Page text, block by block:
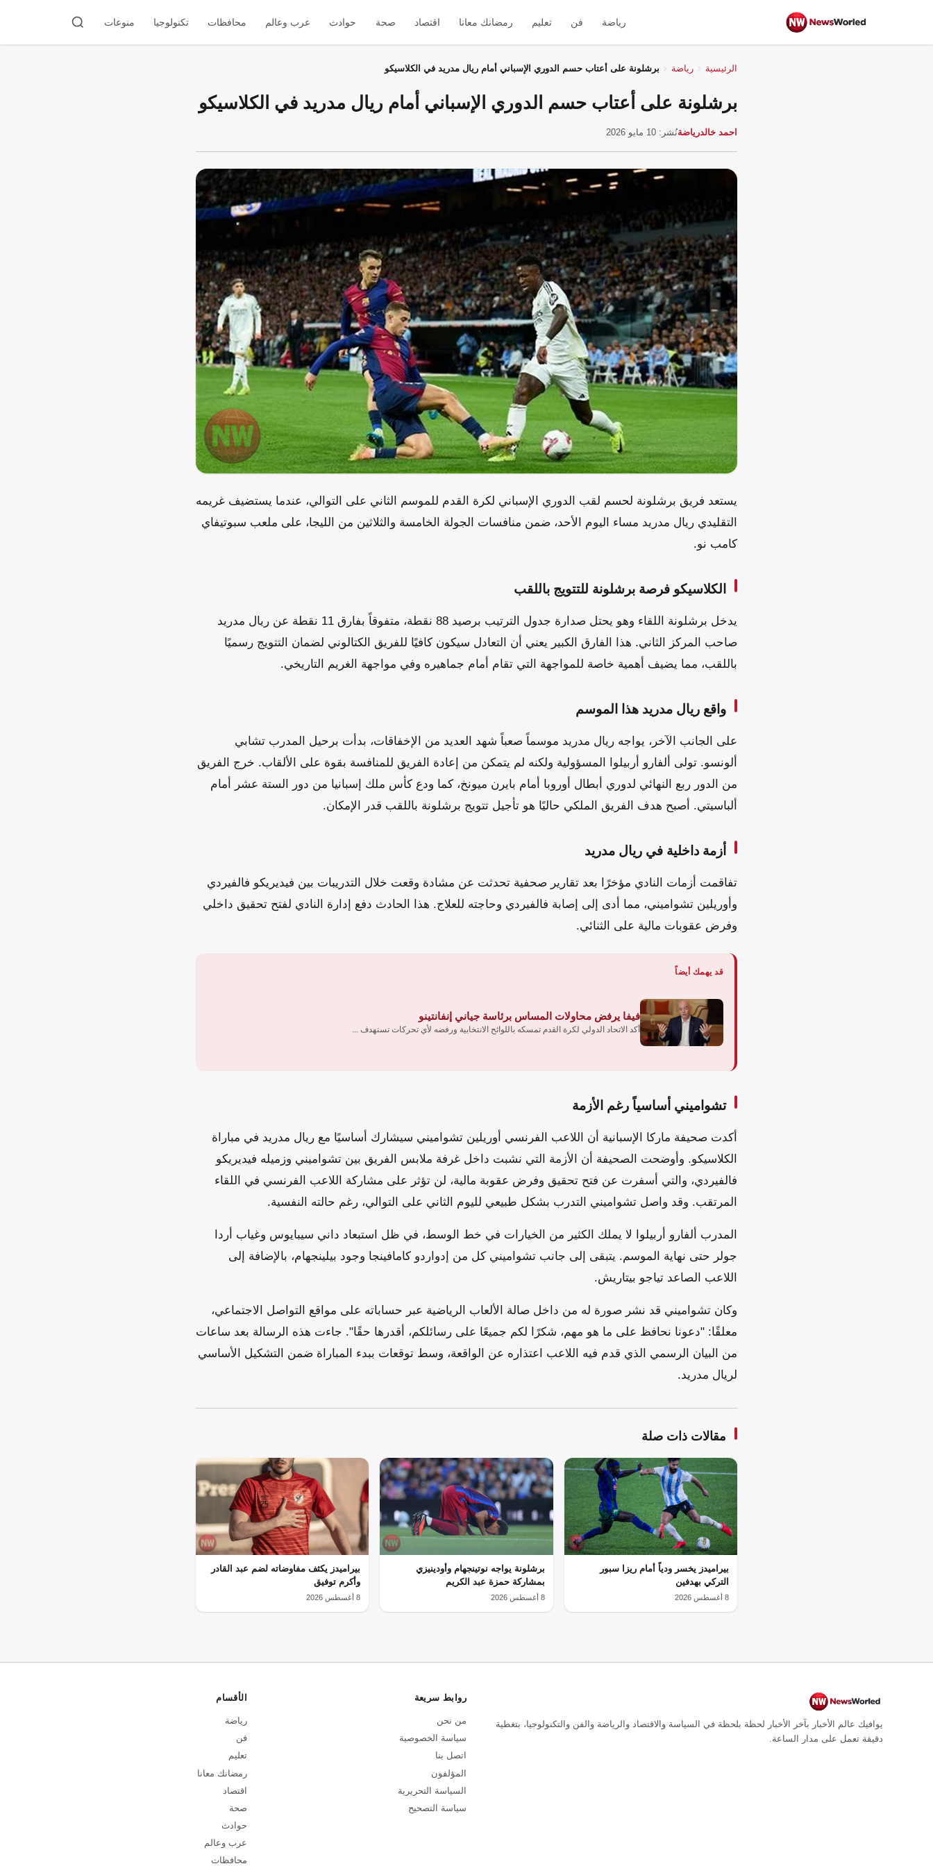
رياضة فن تعليم رمضانك معانا اقتصاد صحة حوادث عرب وعالم محافظات تكنولوجيا منوعات
الرئيسية رياضة برشلونة على أعتاب حسم الدوري الإسباني أمام ريال مدريد في الكلاسيكو
برشلونة على أعتاب حسم الدوري الإسباني أمام ريال مدريد في الكلاسيكو
احمد خالدرياضةنُشر: 10 مايو 2026
يستعد فريق برشلونة لحسم لقب الدوري الإسباني لكرة القدم للموسم الثاني على التوالي، عندما يستضيف غريمه
التقليدي ريال مدريد مساء اليوم الأحد، ضمن منافسات الجولة الخامسة والثلاثين من الليجا، على ملعب سبوتيفاي
كامب نو.
الكلاسيكو فرصة برشلونة للتتويج باللقب
يدخل برشلونة اللقاء وهو يحتل صدارة جدول الترتيب برصيد 88 نقطة، متفوقاً بفارق 11 نقطة عن ريال مدريد
صاحب المركز الثاني. هذا الفارق الكبير يعني أن التعادل سيكون كافيًا للفريق الكتالوني لضمان التتويج رسميًا
باللقب، مما يضيف أهمية خاصة للمواجهة التي تقام أمام جماهيره وفي مواجهة الغريم التاريخي.
واقع ريال مدريد هذا الموسم
على الجانب الآخر، يواجه ريال مدريد موسماً صعباً شهد العديد من الإخفاقات، بدأت برحيل المدرب تشابي
ألونسو. تولى ألفارو أربيلوا المسؤولية ولكنه لم يتمكن من إعادة الفريق للمنافسة بقوة على الألقاب. خرج الفريق
من الدور ربع النهائي لدوري أبطال أوروبا أمام بايرن ميونخ، كما ودع كأس ملك إسبانيا من دور الستة عشر أمام
ألباسيتي. أصبح هدف الفريق الملكي حاليًا هو تأجيل تتويج برشلونة باللقب قدر الإمكان.
أزمة داخلية في ريال مدريد
تفاقمت أزمات النادي مؤخرًا بعد تقارير صحفية تحدثت عن مشادة وقعت خلال التدريبات بين فيديريكو فالفيردي
وأوريلين تشواميني، مما أدى إلى إصابة فالفيردي وحاجته للعلاج. هذا الحادث دفع إدارة النادي لفتح تحقيق داخلي
وفرض عقوبات مالية على الثنائي.
قد يهمك أيضاً
فيفا يرفض محاولات المساس برئاسة جياني إنفانتينو
أكد الاتحاد الدولي لكرة القدم تمسكه باللوائح الانتخابية ورفضه لأي تحركات تستهدف ...
تشواميني أساسياً رغم الأزمة
أكدت صحيفة ماركا الإسبانية أن اللاعب الفرنسي أوريلين تشواميني سيشارك أساسيًا مع ريال مدريد في مباراة
الكلاسيكو. وأوضحت الصحيفة أن الأزمة التي نشبت داخل غرفة ملابس الفريق بين تشواميني وزميله فيديريكو
فالفيردي، والتي أسفرت عن فتح تحقيق وفرض عقوبة مالية، لن تؤثر على مشاركة اللاعب الفرنسي في اللقاء
المرتقب. وقد واصل تشواميني التدرب بشكل طبيعي لليوم الثاني على التوالي، رغم حالته النفسية.
المدرب ألفارو أربيلوا لا يملك الكثير من الخيارات في خط الوسط، في ظل استبعاد داني سيبايوس وغياب أردا
جولر حتى نهاية الموسم. يتبقى إلى جانب تشواميني كل من إدواردو كامافينجا وجود بيلينجهام، بالإضافة إلى
اللاعب الصاعد تياجو بيتاريش.
وكان تشواميني قد نشر صورة له من داخل صالة الألعاب الرياضية عبر حساباته على مواقع التواصل الاجتماعي،
معلقًا: "دعونا نحافظ على ما هو مهم، شكرًا لكم جميعًا على رسائلكم، أقدرها حقًا". جاءت هذه الرسالة بعد ساعات
من البيان الرسمي الذي قدم فيه اللاعب اعتذاره عن الواقعة، وسط توقعات ببدء المباراة ضمن التشكيل الأساسي
لريال مدريد.
مقالات ذات صلة
بيراميدز يخسر ودياً أمام ريزا سبور
التركي بهدفين
8 أغسطس 2026
برشلونة يواجه نوتينجهام وأودينيزي
بمشاركة حمزة عبد الكريم
8 أغسطس 2026
بيراميدز يكثف مفاوضاته لضم عبد القادر
وأكرم توفيق
8 أغسطس 2026
يوافيك عالم الأخبار بآخر الأخبار لحظة بلحظة في السياسة والاقتصاد والرياضة والفن والتكنولوجيا، بتغطية
دقيقة تعمل على مدار الساعة.
روابط سريعة
من نحن
سياسة الخصوصية
اتصل بنا
المؤلفون
السياسة التحريرية
سياسة التصحيح
الأقسام
رياضة
فن
تعليم
رمضانك معانا
اقتصاد
صحة
حوادث
عرب وعالم
محافظات